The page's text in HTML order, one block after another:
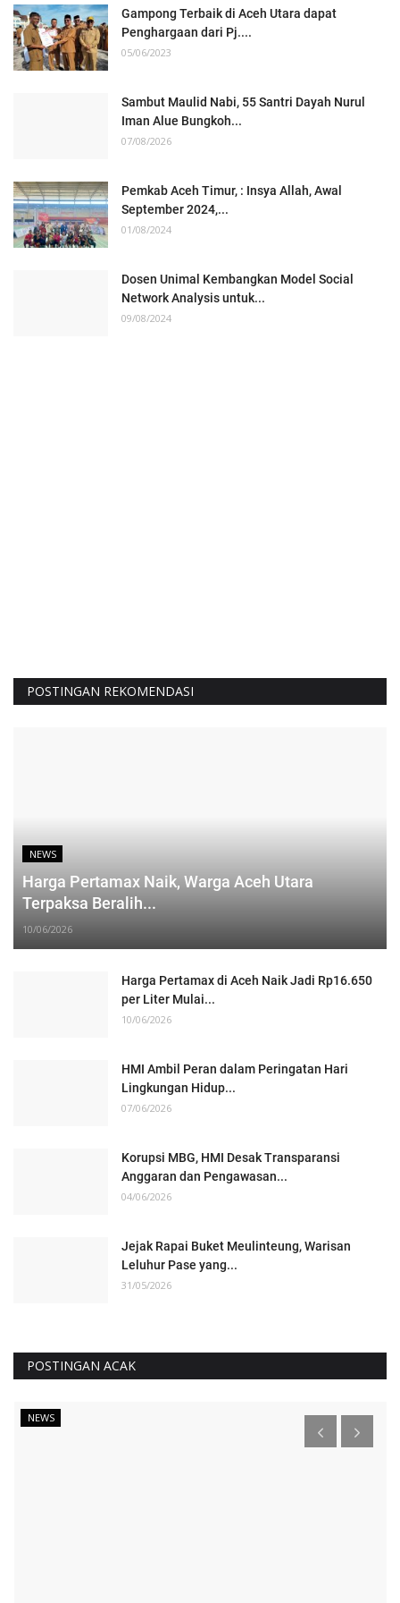
Gampong Terbaik di Aceh Utara dapat
Penghargaan dari Pj....
05/06/2023
Sambut Maulid Nabi, 55 Santri Dayah Nurul
Iman Alue Bungkoh...
07/08/2026
Pemkab Aceh Timur, : Insya Allah, Awal
September 2024,...
01/08/2024
Dosen Unimal Kembangkan Model Social
Network Analysis untuk...
09/08/2024
POSTINGAN REKOMENDASI
NEWS
Harga Pertamax Naik, Warga Aceh Utara
Terpaksa Beralih...
10/06/2026
Harga Pertamax di Aceh Naik Jadi Rp16.650
per Liter Mulai...
10/06/2026
HMI Ambil Peran dalam Peringatan Hari
Lingkungan Hidup...
07/06/2026
Korupsi MBG, HMI Desak Transparansi
Anggaran dan Pengawasan...
04/06/2026
Jejak Rapai Buket Meulinteung, Warisan
Leluhur Pase yang...
31/05/2026
POSTINGAN ACAK
NEWS